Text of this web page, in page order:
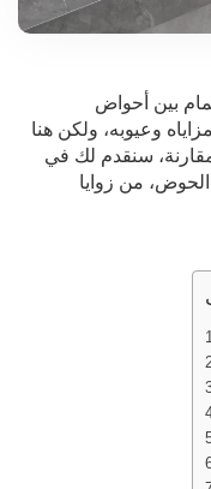
بين أحواض
وعيوبه، ولكن هنا
سنقدم لك في
من زوايا